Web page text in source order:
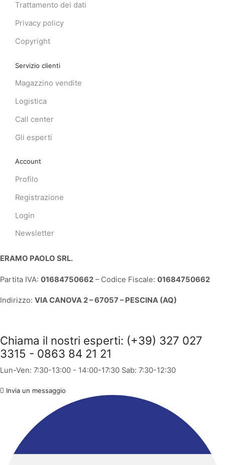
Trattamento dei dati
Privacy policy
Copyright
Servizio clienti
Magazzino vendite
Logistica
Call center
Gli esperti
Account
Profilo
Registrazione
Login
Newsletter
ERAMO PAOLO SRL.
Partita IVA: 01684750662 – Codice Fiscale: 01684750662
Indirizzo: VIA CANOVA 2 – 67057 – PESCINA (AQ)
Chiama il nostri esperti: (+39) 327 027
3315 - 0863 84 21 21
Lun-Ven: 7:30-13:00 - 14:00-17:30 Sab: 7:30-12:30
Invia un messaggio